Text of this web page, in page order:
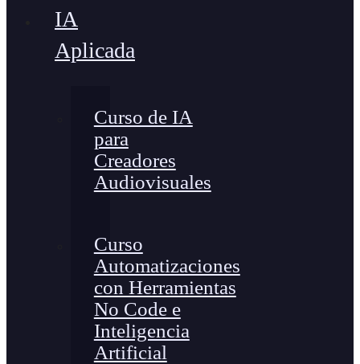
IA
Aplicada
Curso de IA
para
Creadores
Audiovisuales
Curso
Automatizaciones
con Herramientas
No Code e
Inteligencia
Artificial